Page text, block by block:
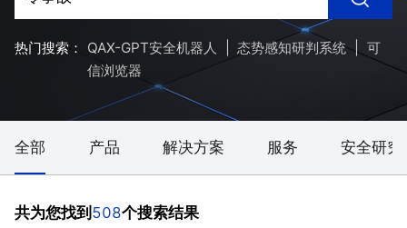
热门搜索： QAX-GPT安全机器人 态势感知研判系统 | 可
信浏览器
全部 产品 解决方案 服务 安全研究
共为您找到 508个搜索结果